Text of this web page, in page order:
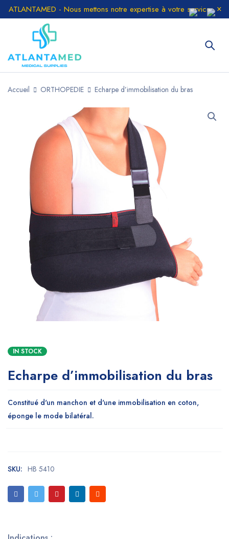
ATLANTAMED - Nous mettons notre expertise à votre service
Accueil ORTHOPEDIE Echarpe d’immobilisation du bras
IN STOCK
Echarpe d’immobilisation du bras
Constitué d'un manchon et d'une immobilisation en coton,
éponge le mode bilatéral.
SKU: HB 5410